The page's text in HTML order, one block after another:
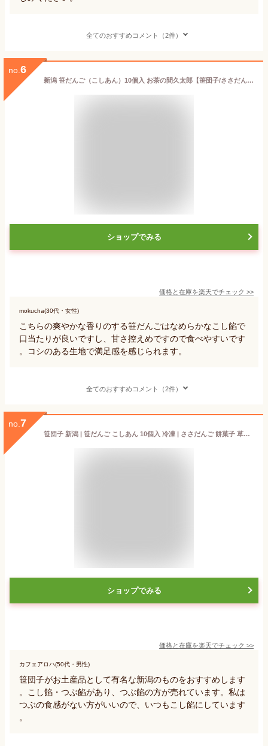
全てのおすすめコメント（2件）
no. 6
新潟 笹だんご（こしあん）10個入 お茶の間久太郎【笹団子/ささだんご/ササダンゴ/つぶあん/こがねもち/コガネモチ】【秘密のケンミンショーで紹介！】【送料無料】
ショップでみる
価格と在庫を楽天でチェック >>
mokucha(30代・女性)
こちらの爽やかな香りのする笹だんごはなめらかなこし餡で
口当たりが良いですし、甘さ控えめですので食べやすいです
。コシのある生地で満足感を感じられます。
全てのおすすめコメント（2件）
no. 7
笹団子 新潟 | 笹だんご こしあん 10個入 冷凍 | ささだんご 餅菓子 草餅 よもぎ だんご 和菓子 あんこ お取り寄せ スイーツ ギフト 冬ギフト バレンタイン お歳暮 帰省暮 お土産 お中元 御中元 夏ギフト 敬老の日 ふるさと 通販 新潟名物 新潟銘菓 お試し
ショップでみる
価格と在庫を楽天でチェック >>
カフェアロハ(50代・男性)
笹団子がお土産品として有名な新潟のものをおすすめします
。こし餡・つぶ餡があり、つぶ餡の方が売れています。私は
つぶの食感がない方がいいので、いつもこし餡にしています
。